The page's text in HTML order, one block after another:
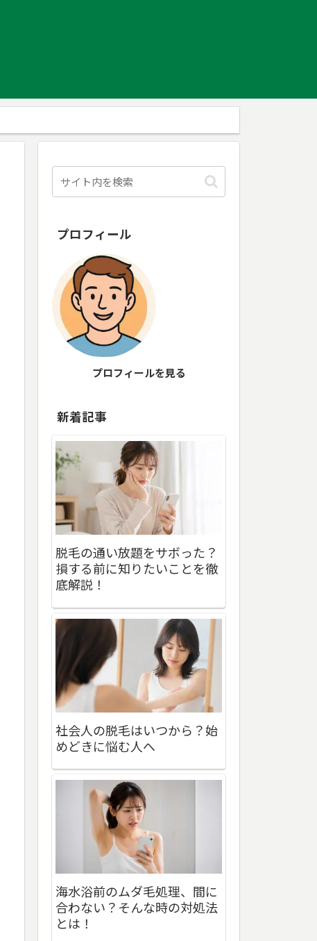
プロフィール
プロフィールを見る
新着記事
脱毛の通い放題をサボった？
損する前に知りたいことを徹
底解説！
社会人の脱毛はいつから？始
めどきに悩む人へ
海水浴前のムダ毛処理、間に
合わない？そんな時の対処法
とは！